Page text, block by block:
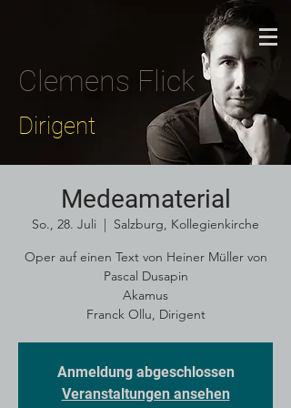
Clemens Flick
Dirigent
Medeamaterial
So., 28. Juli
  |
Salzburg, Kollegienkirche
Oper auf einen Text von Heiner Müller von
Pascal Dusapin
Akamus
Franck Ollu, Dirigent
Anmeldung abgeschlossen
Veranstaltungen ansehen